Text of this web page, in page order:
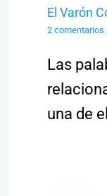
El Varón
2 comentarios
Las
una de